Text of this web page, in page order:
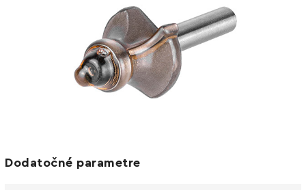
Dodatočné parametre